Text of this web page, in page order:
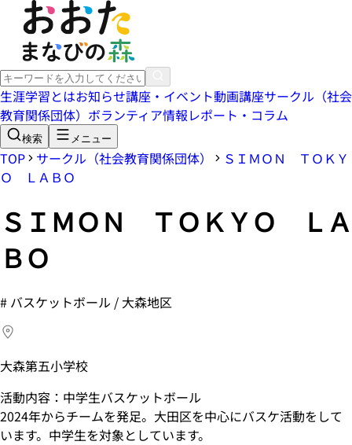
生涯学習とはお知らせ講座・イベント動画講座サークル（社会
教育関係団体） ボランティア情報レポート・コラム
検索 メニュー
TOP サークル（社会教育関係団体）
ＳＩＭＯＮ ＴＯＫＹ
Ｏ ＬＡＢＯ
ＳＩＭＯＮ ＴＯＫＹＯ ＬＡ
ＢＯ
# バスケットボール / 大森地区
大森第五小学校
活動内容：中学生バスケットボール
2024年からチームを発足。大田区を中心にバスケ活動をして
います。中学生を対象としています。